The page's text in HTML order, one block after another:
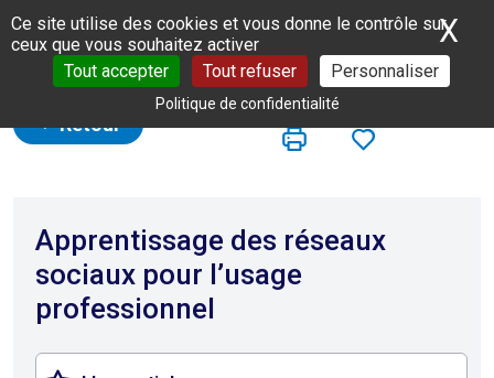
Panneau de gestion des cookies
Ce site utilise des cookies et vous donne le contrôle sur
ceux que vous souhaitez activer
Tout accepter
Tout refuser Personnaliser
Politique de confidentialité
X
Retour
Apprentissage des réseaux
sociaux pour l’usage
professionnel